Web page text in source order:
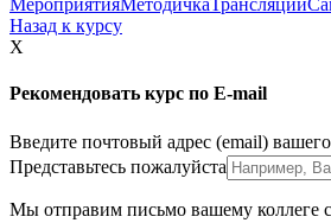
МероприятияМетодичкаТрансляции
Назад к курсу
X
Рекомендовать курс по E-mail
Введите почтовый адрес (email)
Представьтесь пожалуйста
поле
Мы отправим письмо вашему коллеге